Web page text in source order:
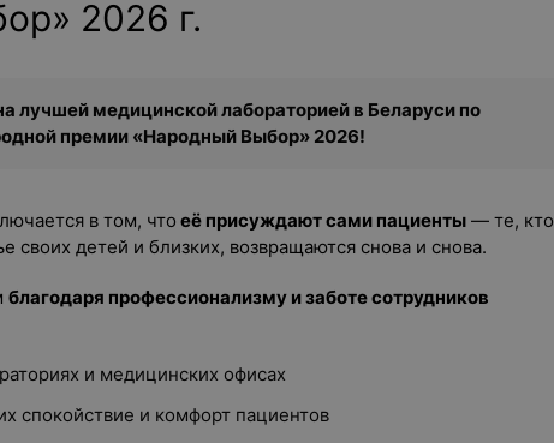
2026 г.
лучшей медицинской лабораторией в Беларуси по
премии «Народный Выбор» 2026!
в том, что её присуждают сами пациенты — те, кто
своих детей и близких, возвращаются снова и снова.
благодаря профессионализму и заботе сотрудников
и медицинских офисах
спокойствие и комфорт пациентов